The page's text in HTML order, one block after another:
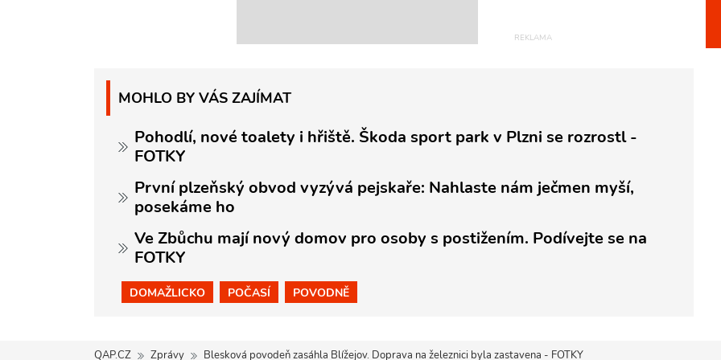
MOHLO BY VÁS ZAJÍMAT
Pohodlí, nové toalety i hřiště. Škoda sport park v Plzni se rozrostl -
FOTKY
První plzeňský obvod vyzývá pejskaře: Nahlaste nám ječmen myší,
posekáme ho
Ve Zbůchu mají nový domov pro osoby s postižením. Podívejte se na
FOTKY
DOMAŽLICKO POČASÍ POVODNĚ
QAP.CZ Zprávy Blesková povodeň zasáhla Blížejov. Doprava na železnici byla zastavena - FOTKY